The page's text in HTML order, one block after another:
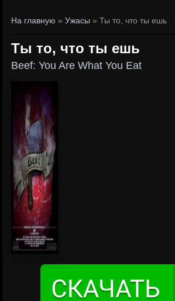
На главную »Ужасы » Ты то, что ты ешь
Ты то, что ты ешь
Beef: You Are What You Eat